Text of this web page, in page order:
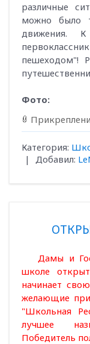
различные
можно было
движения.
пешеходом"!
Фото:
Категория:
|
Добавил:
Дамы и
школе
начинает
желающие
"Школьная
лучшее
Победитель